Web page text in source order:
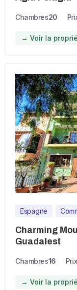
Chambres20
→ Voir la
Espagne
Charming
Guadalest
Chambres16
→ Voir la